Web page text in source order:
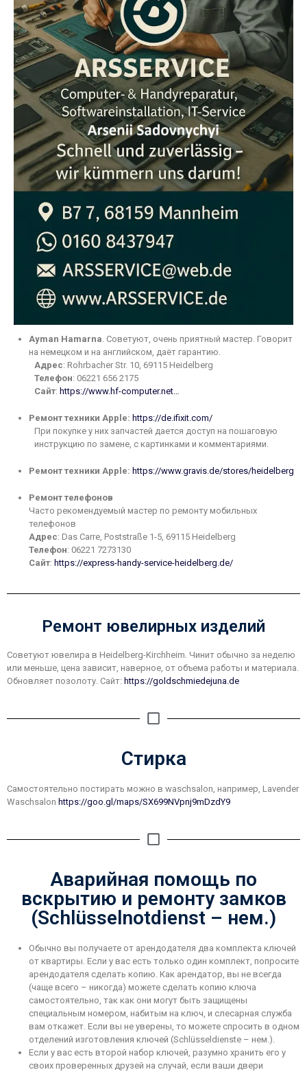
Ayman Hamarna. Советуют, очень приятный мастер. Говорит
на немецком и на английском, даёт гарантию.
Адрес: Rohrbacher Str. 10, 69115 Heidelberg
Телефон: 06221 656 2175
Сайт: https://www.hf-computer.net…
Ремонт техники Apple: https://de.ifixit.com/
При покупке у них запчастей дается доступ на пошаговую
инструкцию по замене, с картинками и комментариями.
Ремонт техники Apple: https://www.gravis.de/stores/heidelberg
Ремонт телефонов
Часто рекомендуемый мастер по ремонту мобильных
телефонов
Адрес: Das Carre, Poststraße 1-5, 69115 Heidelberg
Телефон: 06221 7273130
Сайт: https://express-handy-service-heidelberg.de/
Ремонт ювелирных изделий
Советуют ювелира в Heidelberg-Kirchheim. Чинит обычно за неделю
или меньше, цена зависит, наверное, от объема работы и материала.
Обновляет позолоту. Сайт: https://goldschmiedejuna.de
Стирка
Самостоятельно постирать можно в waschsalon, например, Lavender
Waschsalon https://goo.gl/maps/SX699NVpnj9mDzdY9
Аварийная помощь по
вскрытию и ремонту замков
(Schlüsselnotdienst – нем.)
Обычно вы получаете от арендодателя два комплекта ключей
от квартиры. Если у вас есть только один комплект, попросите
арендодателя сделать копию. Как арендатор, вы не всегда
(чаще всего – никогда) можете сделать копию ключа
самостоятельно, так как они могут быть защищены
специальным номером, набитым на ключ, и слесарная служба
вам откажет. Если вы не уверены, то можете спросить в одном
отделений изготовления ключей (Schlüsseldienste – нем.).
Если у вас есть второй набор ключей, разумно хранить его у
своих проверенных друзей на случай, если ваши двери